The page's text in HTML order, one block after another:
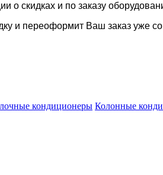
о скидках и по заказу
и переоформит Ваш заказ уже со
кондиционеры Колонные